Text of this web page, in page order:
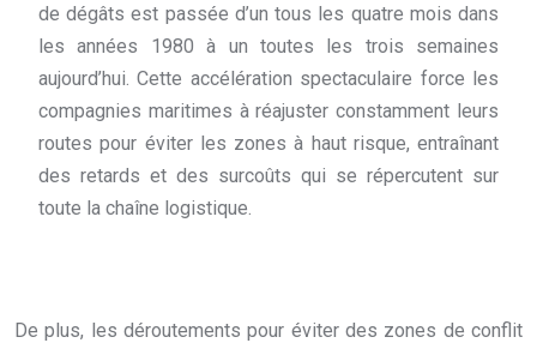
de dégâts est passée d’un tous les quatre mois dans
les années 1980 à un toutes les trois semaines
aujourd’hui. Cette accélération spectaculaire force les
compagnies maritimes à réajuster constamment leurs
routes pour éviter les zones à haut risque, entraînant
des retards et des surcoûts qui se répercutent sur
toute la chaîne logistique.
De plus, les déroutements pour éviter des zones de conflit